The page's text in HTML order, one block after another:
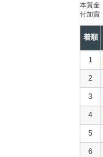
本賞金
付加賞
着順
1
2
3
4
5
6